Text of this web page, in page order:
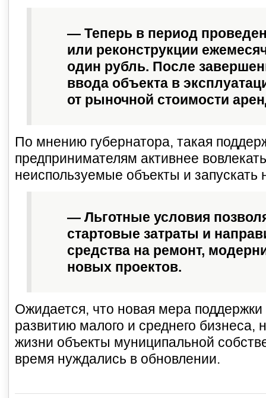
— Теперь в период
или реконструкции
один рубль. После
ввода объекта в
от рыночной стоимости
По мнению губернатора, такая
предпринимателям активнее
неиспользуемые объекты и запускать
— Льготные условия
стартовые затраты и
средства на ремонт,
новых проектов.
Ожидается, что новая мера
развитию малого и среднего бизнеса,
жизни объекты муниципальной
время нуждались в обновлении.